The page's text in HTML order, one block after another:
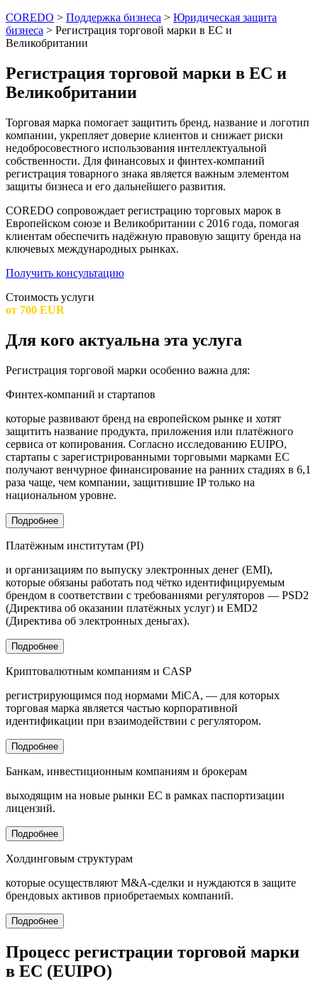
COREDO > Поддержка бизнеса > Юридическая защита
бизнеса > Регистрация торговой марки в ЕС и
Великобритании
Регистрация торговой марки в ЕС и
Великобритании
Торговая марка помогает защитить бренд, название и логотип
компании, укрепляет доверие клиентов и снижает риски
недобросовестного использования интеллектуальной
собственности. Для финансовых и финтех-компаний
регистрация товарного знака является важным элементом
защиты бизнеса и его дальнейшего развития.
COREDO сопровождает регистрацию торговых марок в
Европейском союзе и Великобритании с 2016 года, помогая
клиентам обеспечить надёжную правовую защиту бренда на
ключевых международных рынках.
Получить консультацию
Стоимость услуги
от 700 EUR
Для кого актуальна эта услуга
Регистрация торговой марки особенно важна для:
Финтех-компаний и стартапов
которые развивают бренд на европейском рынке и хотят
защитить название продукта, приложения или платёжного
сервиса от копирования. Согласно исследованию EUIPO,
стартапы с зарегистрированными торговыми марками ЕС
получают венчурное финансирование на ранних стадиях в 6,1
раза чаще, чем компании, защитившие IP только на
национальном уровне.
Подробнее
Платёжным институтам (PI)
и организациям по выпуску электронных денег (EMI),
которые обязаны работать под чётко идентифицируемым
брендом в соответствии с требованиями регуляторов — PSD2
(Директива об оказании платёжных услуг) и EMD2
(Директива об электронных деньгах).
Подробнее
Криптовалютным компаниям и CASP
регистрирующимся под нормами MiCA, — для которых
торговая марка является частью корпоративной
идентификации при взаимодействии с регулятором.
Подробнее
Банкам, инвестиционным компаниям и брокерам
выходящим на новые рынки ЕС в рамках паспортизации
лицензий.
Подробнее
Холдинговым структурам
которые осуществляют M&A-сделки и нуждаются в защите
брендовых активов приобретаемых компаний.
Подробнее
Процесс регистрации торговой марки
в ЕС (EUIPO)